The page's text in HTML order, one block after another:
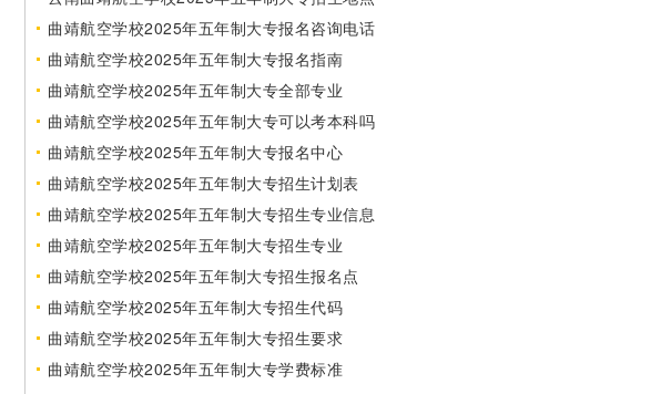
曲靖航空学校2025年五年制大专报名咨询电话
曲靖航空学校2025年五年制大专报名指南
曲靖航空学校2025年五年制大专全部专业
曲靖航空学校2025年五年制大专可以考本科吗
曲靖航空学校2025年五年制大专报名中心
曲靖航空学校2025年五年制大专招生计划表
曲靖航空学校2025年五年制大专招生专业信息
曲靖航空学校2025年五年制大专招生专业
曲靖航空学校2025年五年制大专招生报名点
曲靖航空学校2025年五年制大专招生代码
曲靖航空学校2025年五年制大专招生要求
曲靖航空学校2025年五年制大专学费标准